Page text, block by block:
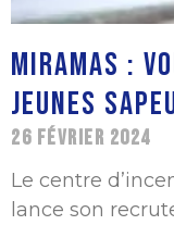
MIRAMAS :
JEUNES
26 FÉVRIER 2024
Le centre
lance son